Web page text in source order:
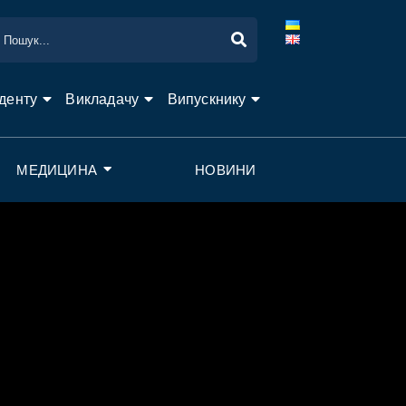
Викладачу Випускнику
МЕДИЦИНА НОВИНИ